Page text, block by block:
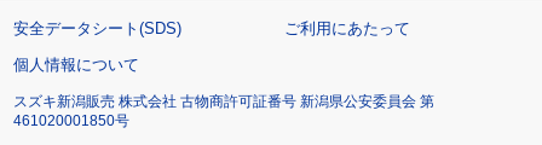
安全データシート(SDS)
ご利用にあたって
個人情報について
スズキ新潟販売 株式会社 古物商許可証番号 新潟県公安委員会 第
461020001850号